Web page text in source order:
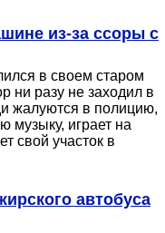
из-за ссоры с
в своем старом
ни разу не заходил в
жалуются в полицию,
музыку, играет на
свой участок в
автобуса